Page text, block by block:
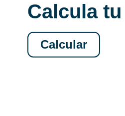
Calcula
Calcular